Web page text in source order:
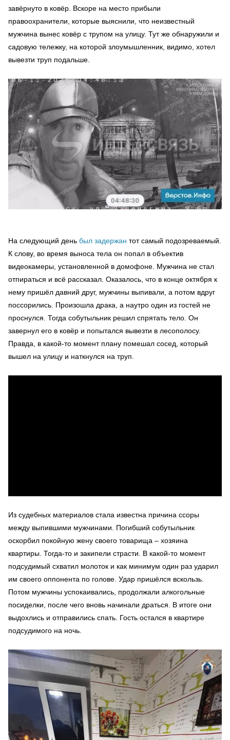
завёрнуто в ковёр. Вскоре на место прибыли
правоохранители, которые выяснили, что неизвестный
мужчина вынес ковёр с трупом на улицу. Тут же обнаружили и
садовую тележку, на которой злоумышленник, видимо, хотел
вывезти труп подальше.
На следующий день был задержан тот самый подозреваемый.
К слову, во время выноса тела он попал в объектив
видеокамеры, установленной в домофоне. Мужчина не стал
отпираться и всё рассказал. Оказалось, что в конце октября к
нему пришёл давний друг, мужчины выпивали, а потом вдруг
поссорились. Произошла драка, а наутро один из гостей не
проснулся. Тогда собутыльник решил спрятать тело. Он
завернул его в ковёр и попытался вывезти в лесополосу.
Правда, в какой-то момент плану помешал сосед, который
вышел на улицу и наткнулся на труп.
Из судебных материалов стала известна причина ссоры
между выпившими мужчинами. Погибший собутыльник
оскорбил покойную жену своего товарища – хозяина
квартиры. Тогда-то и закипели страсти. В какой-то момент
подсудимый схватил молоток и как минимум один раз ударил
им своего оппонента по голове. Удар пришёлся вскользь.
Потом мужчины успокаивались, продолжали алкогольные
посиделки, после чего вновь начинали драться. В итоге они
выдохлись и отправились спать. Гость остался в квартире
подсудимого на ночь.